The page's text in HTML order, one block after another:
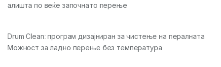
алишта по веќе започнато перење
Drum Clean: програм дизајниран за чистење на пералната
Можност за ладно перење без температура